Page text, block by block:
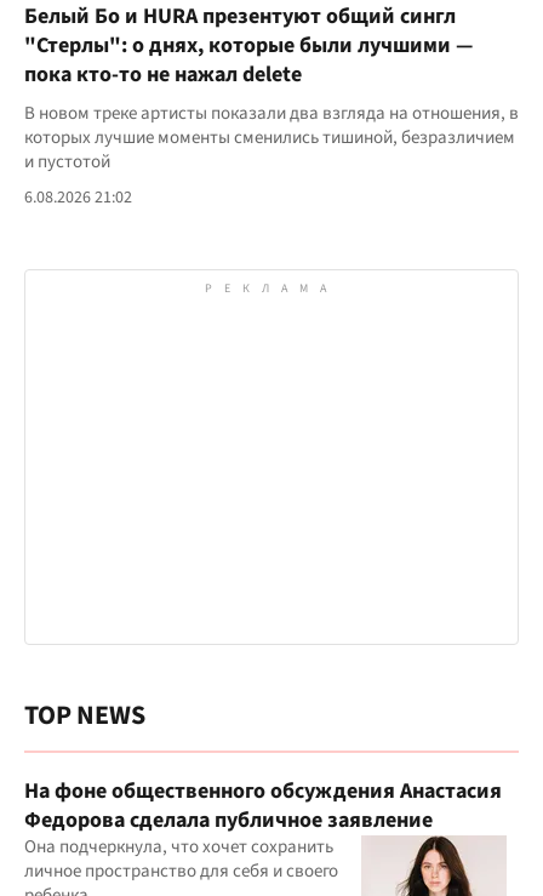
Белый Бо и HURA презентуют общий сингл
"Стерлы": о днях, которые были лучшими —
пока кто-то не нажал delete
В новом треке артисты показали два взгляда на отношения, в
которых лучшие моменты сменились тишиной, безразличием
и пустотой
6.08.2026 21:02
TOP NEWS
На фоне общественного обсуждения Анастасия
Федорова сделала публичное заявление
Она подчеркнула, что хочет сохранить
личное пространство для себя и своего